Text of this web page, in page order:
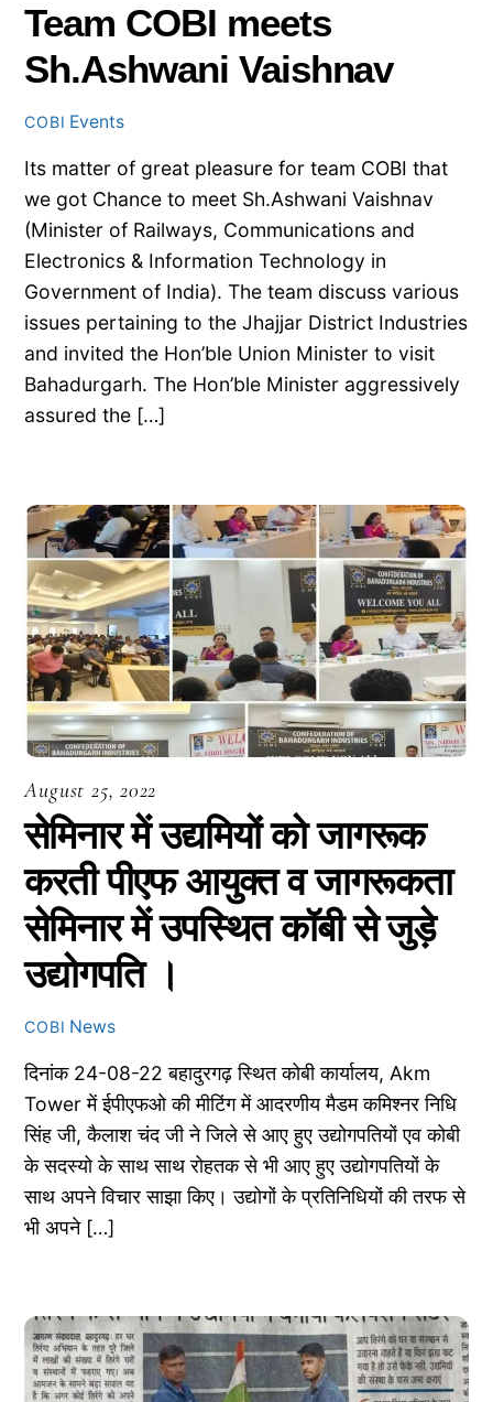
Team COBI meets
Sh.Ashwani Vaishnav
COBI Events
Its matter of great pleasure for team COBI that
we got Chance to meet Sh.Ashwani Vaishnav
(Minister of Railways, Communications and
Electronics & Information Technology in
Government of India). The team discuss various
issues pertaining to the Jhajjar District Industries
and invited the Hon’ble Union Minister to visit
Bahadurgarh. The Hon’ble Minister aggressively
assured the […]
August 25, 2022
सेमिनार में उद्यमियों को जागरूक
करती पीएफ आयुक्त व जागरूकता
सेमिनार में उपस्थित कॉबी से जुड़े
उद्योगपति ।
COBI News
दिनांक 24-08-22 बहादुरगढ़ स्थित कोबी कार्यालय, Akm
Tower में ईपीएफओ की मीटिंग में आदरणीय मैडम कमिश्नर निधि
सिंह जी, कैलाश चंद जी ने जिले से आए हुए उद्योगपतियों एव कोबी
के सदस्यो के साथ साथ रोहतक से भी आए हुए उद्योगपतियों के
साथ अपने विचार साझा किए। उद्योगों के प्रतिनिधियों की तरफ से
भी अपने […]